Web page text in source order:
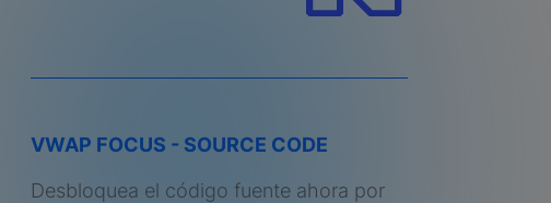
VWAP FOCUS - SOURCE CODE
Desbloquea el código fuente ahora por